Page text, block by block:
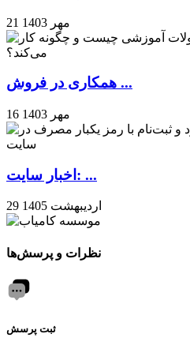
21 مهر 1403
همکاری در فروش ...
16 مهر 1403
اخبار سایت: ...
29 اردیبهشت 1405
نظرات و پرسش‌ها
ثبت پرسش